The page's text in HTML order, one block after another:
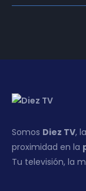
Somos Diez TV,
proximidad en la
Tu televisión, la